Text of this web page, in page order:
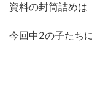
資料の封筒詰めは
今回中2の子たち